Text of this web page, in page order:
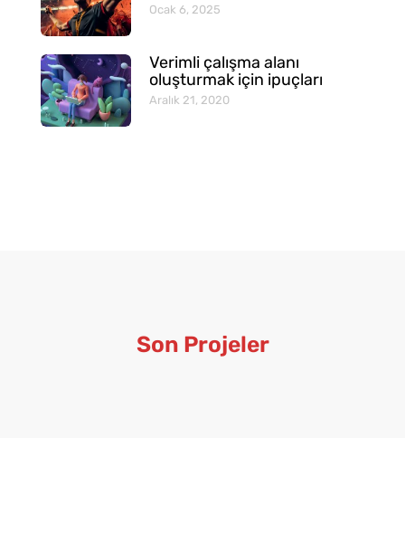
Ocak 6, 2025
Verimli çalışma alanı
oluşturmak için ipuçları
Aralık 21, 2020
Son Projeler